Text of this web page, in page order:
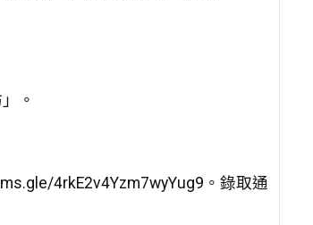
。
4rkE2v4Yzm7wyYug9。錄取通